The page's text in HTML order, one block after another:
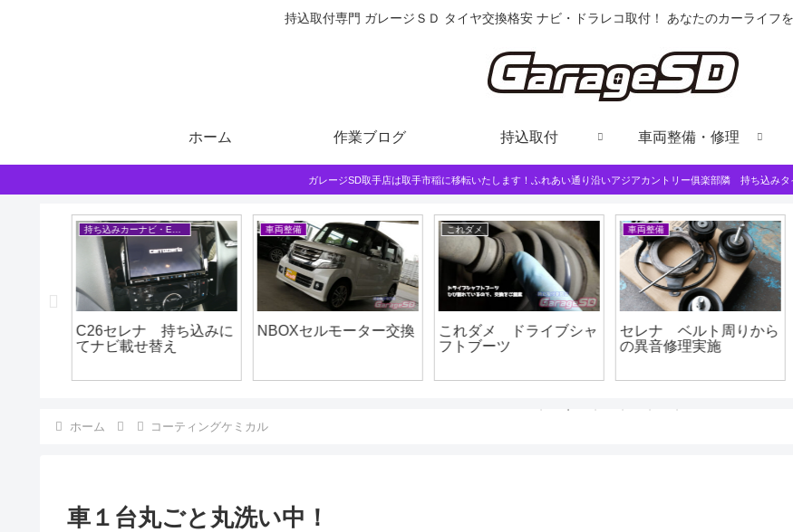
持込取付専門 ガレージＳＤ タイヤ交換格安 ナビ・ドラレコ取付！ あなたのカーライフ
ホーム 作業ブログ 持込取付 車両整備・修理
ガレージSD取手店は取手市稲に移転いたします！ふれあい通り沿いアジアカントリー俱楽部隣 持ち込み
持ち込みカーナビ・ETCなど
C26セレナ 持ち込みに
てナビ載せ替え
車両整備
NBOXセルモーター交換
これダメ
これダメ ドライブシャ
フトブーツ
車両整備
セレナ ベルト周りから
の異音修理実施
ホーム コーティングケミカル
車１台丸ごと丸洗い中！